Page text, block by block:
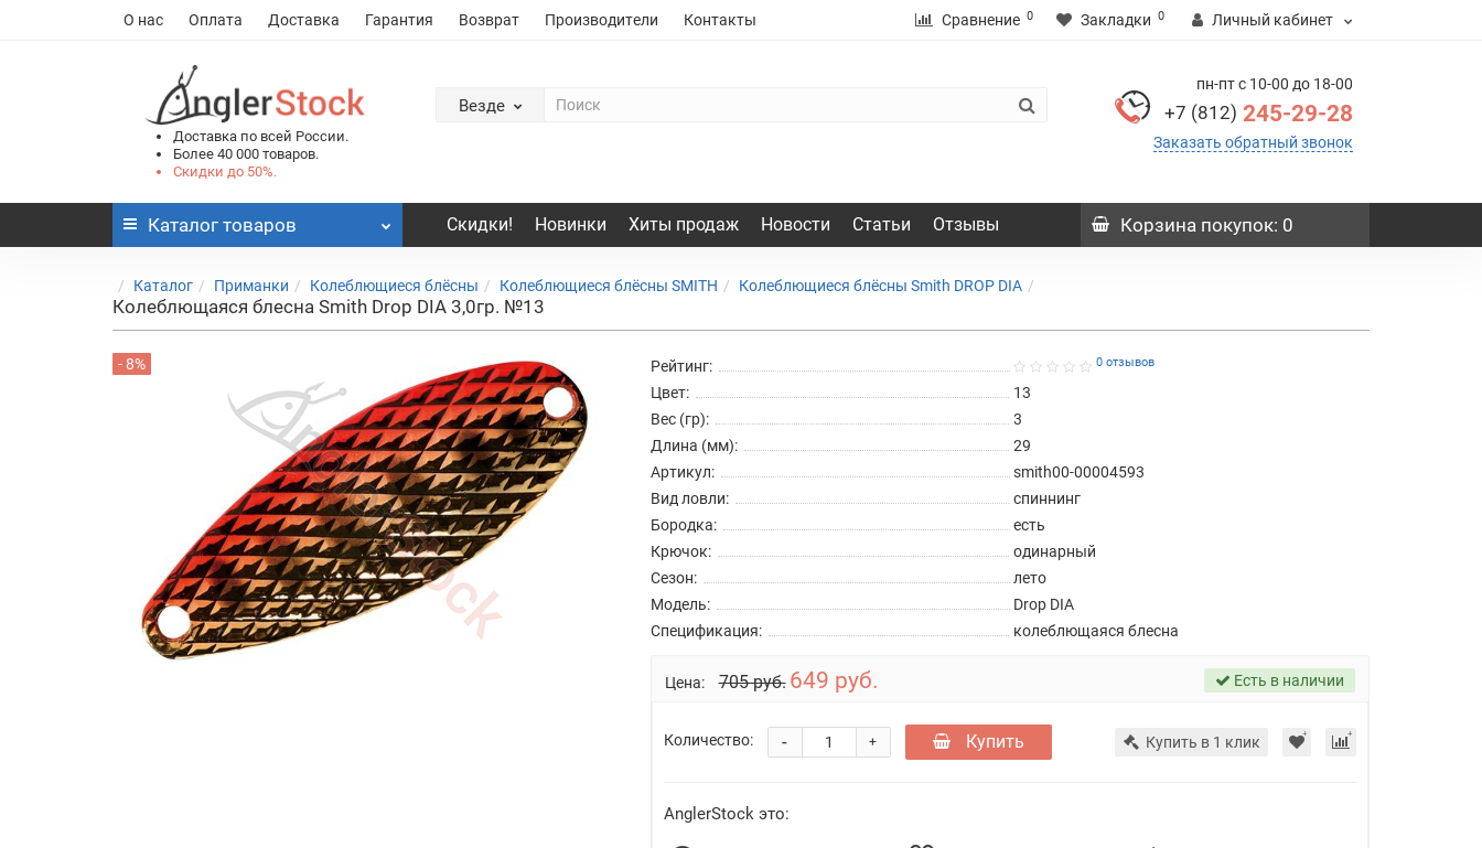
О нас Оплата Доставка Гарантия Возврат Производители Контакты Сравнение 0 Закладки 0 Личный кабинет
Доставка по всей России.
Более 40 000 товаров.
Скидки до 50%.
Везде
пн-пт с 10-00 до 18-00
+7 (812) 245-29-28
Заказать обратный звонок
Каталог товаров Скидки! Новинки Хиты продаж Новости Статьи Отзывы Корзина покупок: 0
Каталог Приманки Колеблющиеся блёсны Колеблющиеся блёсны SMITH Колеблющиеся блёсны Smith DROP DIA
Колеблющаяся блесна Smith Drop DIA 3,0гр. №13
- 8% Рейтинг: 0 отзывов
Цвет:
13
Вес (гр):
3
Длина (мм):
29
Артикул:
smith00-00004593
Вид ловли:
спиннинг
Бородка:
есть
Крючок:
одинарный
Сезон:
лето
Модель:
Drop DIA
Спецификация:
колеблющаяся блесна
Цена: 705 руб. 649 руб. Есть в наличии
Количество: +
- Купить Купить в 1 клик
AnglerStock это: